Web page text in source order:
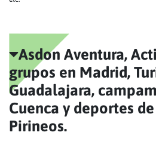
Asdon Aventura,
grupos en Madrid,
Guadalajara,
Cuenca y deportes
Pirineos.